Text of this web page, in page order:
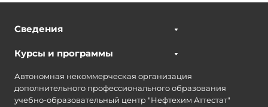
Сведения
Курсы и программы
Автономная некоммерческая организация
дополнительного профессионального образования
учебно-образовательный центр "Нефтехим Аттестат"